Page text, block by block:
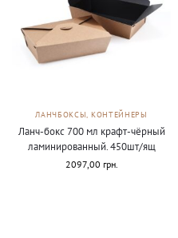
ЛАНЧБОКСЫ, КОНТЕЙНЕРЫ
Ланч-бокс 700 мл крафт-чёрный
ламинированный. 450шт/ящ
2097,00 грн.